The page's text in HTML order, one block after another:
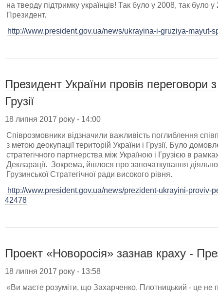
на тверду підтримку українців! Так було у 2008, так було
Президент.
http://www.president.gov.ua/news/ukrayina-i-gruziya-mayut-
Президент України провів переговори
Грузії
18 липня 2017 року - 14:00
Співрозмовники відзначили важливість поглиблення
з метою деокупації територій України і Грузії. Було
стратегічного партнерства між Україною і Грузією в
Декларації. Зокрема, йшлося про започаткування
Грузинської Стратегічної ради високого рівня.
http://www.president.gov.ua/news/prezident-ukrayini-proviv-
42478
Проект «Новоросія» зазнав краху -
18 липня 2017 року - 13:58
«Ви маєте розуміти, що Захарченко, Плотницький - це не